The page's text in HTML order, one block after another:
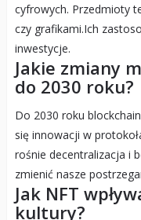
cyfrowych. Przedmioty
czy grafikami.Ich
inwestycje.
Jakie zmiany
do 2030 roku?
Do 2030 roku
się innowacji w
rośnie decentralizacja i
zmienić nasze
Jak NFT
kultury?